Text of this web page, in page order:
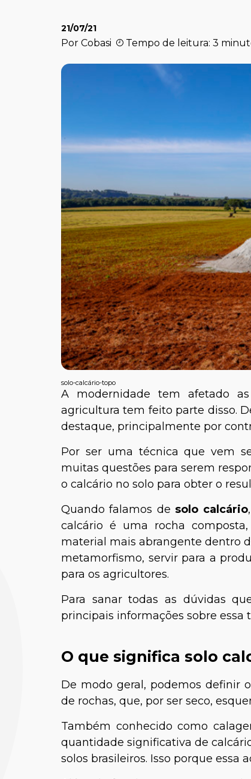
21/07/21
Por Cobasi Tempo de leitura: 3
solo-calcário-topo
A modernidade tem afetado
agricultura tem feito parte disso.
destaque, principalmente por
Por ser uma técnica que vem
muitas questões para serem
o calcário no solo para obter o
Quando falamos de solo calcário
calcário é uma rocha
material mais abrangente dentro
metamorfismo, servir para a
para os agricultores.
Para sanar todas as dúvidas
principais informações sobre essa
O que significa solo
De modo geral, podemos definir o
de rochas, que, por ser seco,
Também conhecido como
quantidade significativa de
solos brasileiros. Isso porque essa